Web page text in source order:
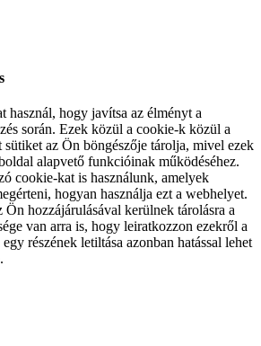
használ, hogy javítsa az élményt a
során. Ezek közül a cookie-k közül a
sütiket az Ön böngészője tárolja, mivel ezek
alapvető funkcióinak működéséhez.
cookie-kat is használunk, amelyek
hogyan használja ezt a webhelyet.
hozzájárulásával kerülnek tárolásra a
van arra is, hogy leiratkozzon ezekről a
részének letiltása azonban hatással lehet